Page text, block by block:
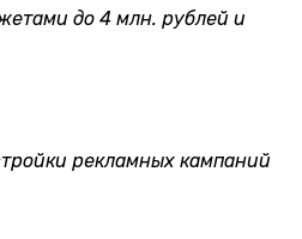
до 4 млн. рублей и
рекламных кампаний